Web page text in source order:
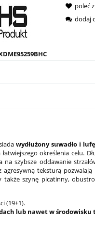
poleć
dodaj
wydłużony suwadło i lufę
określenia celu.
na szybsze oddawanie
teksturą
także szynę picatinny,
(19+1).
lub nawet w